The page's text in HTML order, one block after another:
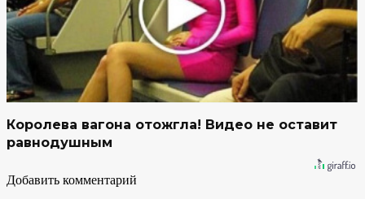
Королева вагона отожгла! Видео не оставит
равнодушным
Добавить комментарий